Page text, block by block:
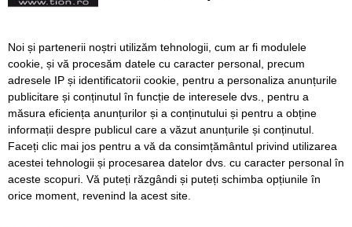
Cinci tineri prinși cu
droguri în parc, în spatele
Sălii Olimpia
Înapoi Înainte
SERVICII Redactia
Folosinta Cookie-urilor
Noi și partenerii noștri utilizăm tehnologii, cum ar fi modulele
cookie, și vă procesăm datele cu caracter personal, precum
adresele IP și identificatorii cookie, pentru a personaliza anunțurile
publicitare și conținutul în funcție de interesele dvs., pentru a
măsura eficiența anunțurilor și a conținutului și pentru a obține
informații despre publicul care a văzut anunțurile și conținutul.
Faceți clic mai jos pentru a vă da consimțământul privind utilizarea
acestei tehnologii și procesarea datelor dvs. cu caracter personal în
aceste scopuri. Vă puteți răzgândi și puteți schimba opțiunile în
orice moment, revenind la acest site.